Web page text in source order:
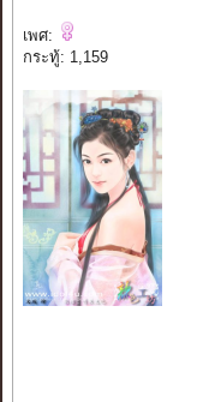
เพศ:
กระทู้: 1,159